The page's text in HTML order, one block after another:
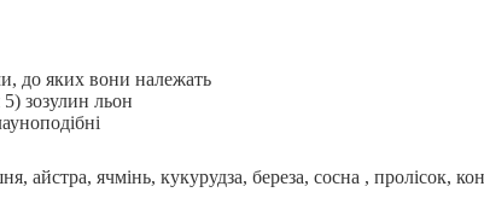
до яких вони належать
зозулин льон
айстра, ячмінь, кукурудза, береза, сосна , пролісок,